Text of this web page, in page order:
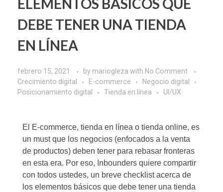
ELEMENTOS BÁSICOS QUE
DEBE TENER UNA TIENDA
EN LÍNEA
febrero 15, 2021 by mariogleza with No Comment
Crecimiento digital
E-commerce
Negocio digital
Posicionamiento digital
Tienda en línea UI/UX
El E-commerce, tienda en línea o tienda online, es
un must que los negocios (enfocados a la venta
de productos) deben tener para rebasar fronteras
en esta era. Por eso, Inbounders quiere compartir
con todos ustedes, un breve checklist acerca de
los elementos básicos que debe tener una tienda